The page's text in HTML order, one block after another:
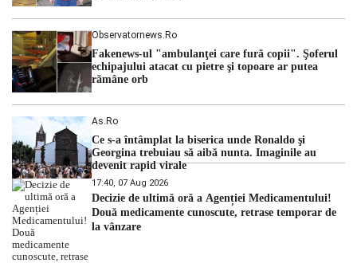
Observatornews.ro
Fakenews-ul "ambulanţei care fură copii". Şoferul
echipajului atacat cu pietre şi topoare ar putea
rămâne orb
As.ro
Ce s-a întâmplat la biserica unde Ronaldo şi
Georgina trebuiau să aibă nunta. Imaginile au
devenit rapid virale
17:40, 07 Aug 2026
Decizie de ultimă oră a Agenției Medicamentului!
Două medicamente cunoscute, retrase temporar de
la vânzare